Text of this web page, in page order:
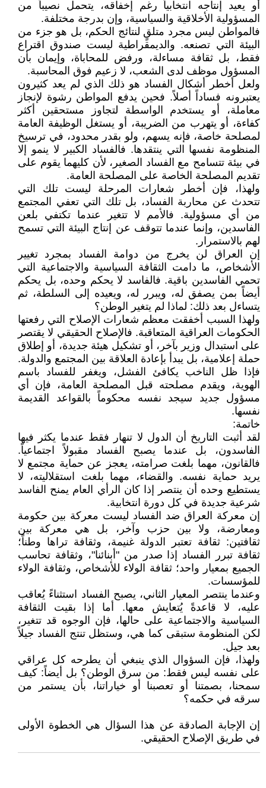
أو يعيد إنتاجه انتخابياً رغم إخفاقه، يتحمل نصيباً من
المسؤولية الأخلاقية والسياسية، وإن بدرجة مختلفة.
فالمواطن ليس مجرد متلقٍ لنتائج الحكم، بل هو جزء من
البيئة التي تصنعه. والديمقراطية ليست صندوق اقتراع
فقط، بل ثقافة مساءلة، ورفض للمحاباة، وإيمان بأن
المسؤول موظف لدى الشعب، لا زعيم فوق المحاسبة.
ولعل أخطر أشكال الفساد هو ذلك الذي لم يعد كثيرون
يعتبرونه فساداً أصلاً. فحين يدفع المواطن رشوة لإنجاز
معاملة، أو يستخدم الواسطة لتجاوز مستحقين أكثر
كفاءة، أو يتهرب من الضريبة، أو يستغل الوظيفة العامة
لمصلحة خاصة، فإنه يسهم، ولو بقدر محدود، في ترسيخ
المنظومة نفسها التي ينتقدها. فالفساد الكبير لا ينمو إلا
في بيئة تتسامح مع الفساد الصغير، لأن كليهما يقوم على
تقديم المصلحة الخاصة على المصلحة العامة.
ولهذا، فإن أخطر شعارات المرحلة ليست تلك التي
تتحدث عن محاربة الفساد، بل تلك التي تعفي المجتمع
من أي مسؤولية. فالأمم لا تتغير عندما تكتفي بلعن
الفاسدين، وإنما عندما تتوقف عن إنتاج البيئة التي تسمح
لهم بالاستمرار.
إن العراق لن يخرج من دوامة الفساد بمجرد تغيير
الأشخاص، ما دامت الثقافة السياسية والاجتماعية التي
تحمي الفاسدين باقية. فالفاسد لا يحكم وحده، بل يحكم
أيضاً بمن يصفق له، ويبرر له، ويعيده إلى السلطة، ثم
يتساءل بعد ذلك: لماذا لم يتغير الوطن؟
ولهذا السبب أخفقت معظم شعارات الإصلاح التي رفعتها
الحكومات العراقية المتعاقبة. فالإصلاح الحقيقي لا يقتصر
على استبدال وزير بآخر، أو تشكيل هيئة جديدة، أو إطلاق
حملة إعلامية، بل يبدأ بإعادة العلاقة بين المجتمع والدولة.
فإذا ظل الناخب يكافئ الفشل، ويغفر للفساد باسم
الهوية، ويقدم مصلحته قبل المصلحة العامة، فإن أي
مسؤول جديد سيجد نفسه محكوماً بالقواعد القديمة
نفسها.
خاتمة:
لقد أثبت التاريخ أن الدول لا تنهار فقط عندما يكثر فيها
الفاسدون، بل عندما يصبح الفساد مقبولاً اجتماعياً.
فالقانون، مهما بلغت صرامته، يعجز عن حماية مجتمع لا
يريد حماية نفسه. والقضاء، مهما بلغت استقلاليته، لا
يستطيع وحده أن ينتصر إذا كان الرأي العام يمنح الفاسد
شرعية جديدة في كل دورة انتخابية.
إن معركة العراق ضد الفساد ليست معركة بين حكومة
ومعارضة، ولا بين حزب وآخر، بل هي معركة بين
ثقافتين: ثقافة تعتبر الدولة غنيمة، وثقافة تراها وطناً؛
ثقافة تبرر الفساد إذا صدر من "أبنائنا"، وثقافة تحاسب
الجميع بمعيار واحد؛ ثقافة الولاء للأشخاص، وثقافة الولاء
للمؤسسات.
وعندما ينتصر المعيار الثاني، يصبح الفساد استثناءً يُعاقب
عليه، لا قاعدةً يُتعايش معها. أما إذا بقيت الثقافة
السياسية والاجتماعية على حالها، فإن الوجوه قد تتغير،
لكن المنظومة ستبقى كما هي، وستظل تنتج الفساد جيلاً
بعد جيل.
ولهذا، فإن السؤوال الذي ينبغي أن يطرحه كل عراقي
على نفسه ليس فقط: من سرق الوطن؟ بل أيضاً: كيف
سمحنا، بصمتنا أو تعصبنا أو خياراتنا، بأن يستمر من
سرقه في حكمه؟
إن الإجابة الصادقة عن هذا السؤال هي الخطوة الأولى
في طريق الإصلاح الحقيقي.